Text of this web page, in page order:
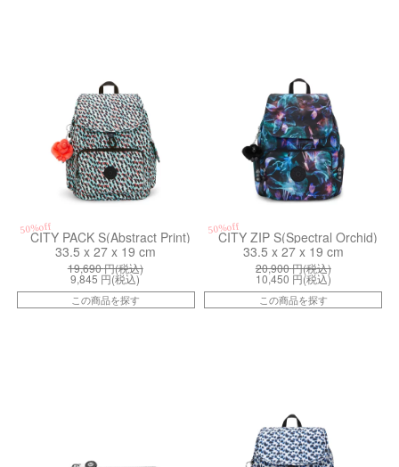
50%off
CITY PACK S(Abstract Print)
33.5 x 27 x 19 cm
19,690円(税込)
9,845 円(税込)
この商品を探す
50%off
CITY ZIP S(Spectral Orchid)
33.5 x 27 x 19 cm
20,900円(税込)
10,450 円(税込)
この商品を探す